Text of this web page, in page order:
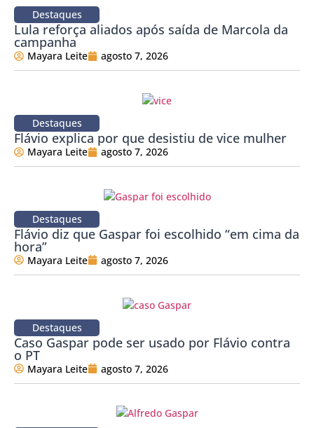
Destaques
Lula reforça aliados após saída de Marcola da
campanha
Mayara Leite agosto 7, 2026
Destaques
Flávio explica por que desistiu de vice mulher
Mayara Leite agosto 7, 2026
Destaques
Flávio diz que Gaspar foi escolhido “em cima da
hora”
Mayara Leite agosto 7, 2026
Destaques
Caso Gaspar pode ser usado por Flávio contra
o PT
Mayara Leite agosto 7, 2026